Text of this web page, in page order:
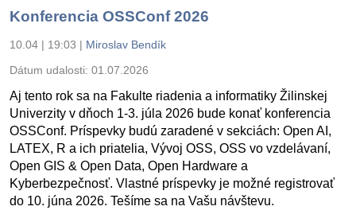
Konferencia OSSConf 2026
10.04 | 19:03 | Miroslav Bendík
Dátum udalosti: 01.07.2026
Aj tento rok sa na Fakulte riadenia a informatiky Žilinskej
Univerzity v dňoch 1-3. júla 2026 bude konať konferencia
OSSConf. Príspevky budú zaradené v sekciách: Open AI,
LATEX, R a ich priatelia, Vývoj OSS, OSS vo vzdelávaní,
Open GIS & Open Data, Open Hardware a
Kyberbezpečnosť. Vlastné príspevky je možné registrovať
do 10. júna 2026. Tešíme sa na Vašu návštevu.